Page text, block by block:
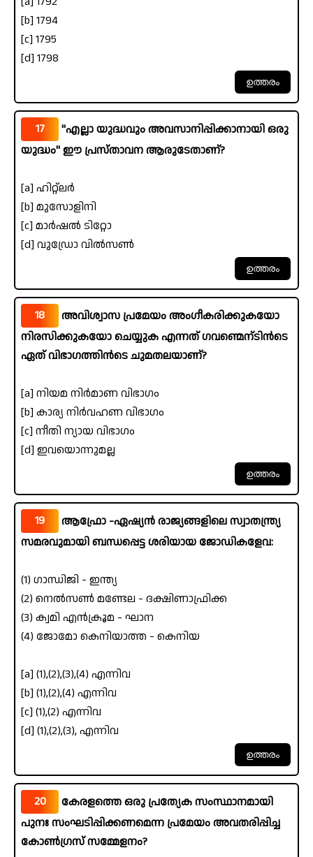
[b] 1794
[c] 1795
[d] 1798
17
"എല്ലാ യുദ്ധവും അവസാനിപ്പിക്കാനായി ഒരു
യുദ്ധം" ഈ പ്രസ്താവന ആരുടേതാണ്?
[a] ഹിറ്റ്ലർ
[b] മുസോളിനി
[c] മാർഷൽ ടിറ്റോ
[d] വുഡ്രോ വിൽസൺ
18
അവിശ്വാസ പ്രമേയം അംഗീകരിക്കുകയോ
നിരസിക്കുകയോ ചെയ്യുക എന്നത് ഗവണ്മെന്ടിൻടെ
ഏത് വിഭാഗത്തിൻടെ ചുമതലയാണ്?
[a] നിയമ നിർമാണ വിഭാഗം
[b] കാര്യ നിർവഹണ വിഭാഗം
[c] നീതി ന്യായ വിഭാഗം
[d] ഇവയൊന്നുമല്ല
19
ആഫ്രോ -ഏഷ്യൻ രാജ്യങ്ങളിലെ സ്വാതന്ത്ര്യ
സമരവുമായി ബന്ധപ്പെട്ട ശരിയായ ജോഡികളേവ:
(1) ഗാന്ധിജി - ഇന്ത്യ
(2) നെൽസൺ മണ്ടേല - ദക്ഷിണാഫ്രിക്ക
(3) ക്വമി എൻക്രൂമ - ഘാന
(4) ജോമോ കെനിയാത്ത - കെനിയ
[a] (1),(2),(3),(4) എന്നിവ
[b] (1),(2),(4) എന്നിവ
[c] (1),(2) എന്നിവ
[d] (1),(2),(3), എന്നിവ
20
കേരളത്തെ ഒരു പ്രത്യേക സംസ്ഥാനമായി
പുനഃ സംഘടിപ്പിക്കണമെന്ന പ്രമേയം അവതരിപ്പിച്ച
കോൺഗ്രസ് സമ്മേളനം?